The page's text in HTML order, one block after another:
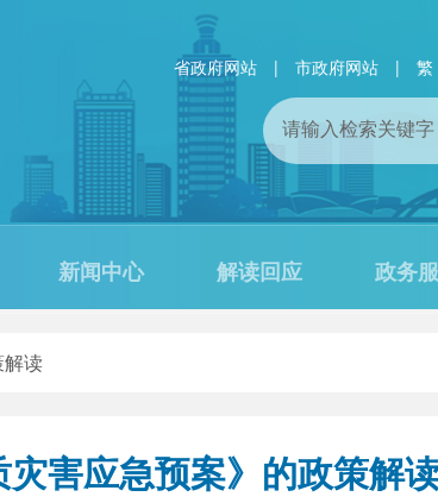
省政府网站 | 市政府网站 | 繁
新闻中心 解读回应 政务
读
害应急预案》的政策解